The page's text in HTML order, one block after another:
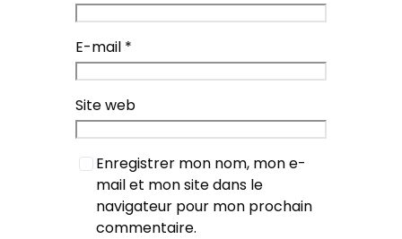
E-mail *
Site web
Enregistrer mon nom, mon e-
mail et mon site dans le
navigateur pour mon prochain
commentaire.